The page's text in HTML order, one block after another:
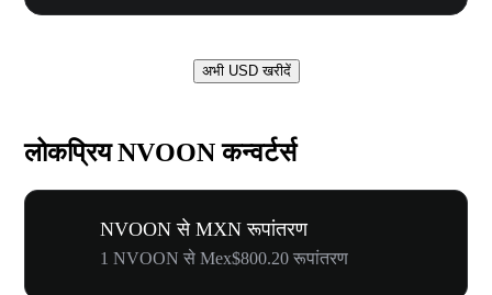
अभी USD खरीदें
लोकप्रिय NVOON कन्वर्टर्स
NVOON से MXN रूपांतरण
1 NVOON से Mex$800.20 रूपांतरण